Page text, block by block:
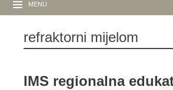
MENU
refraktorni mijelom
IMS regionalna